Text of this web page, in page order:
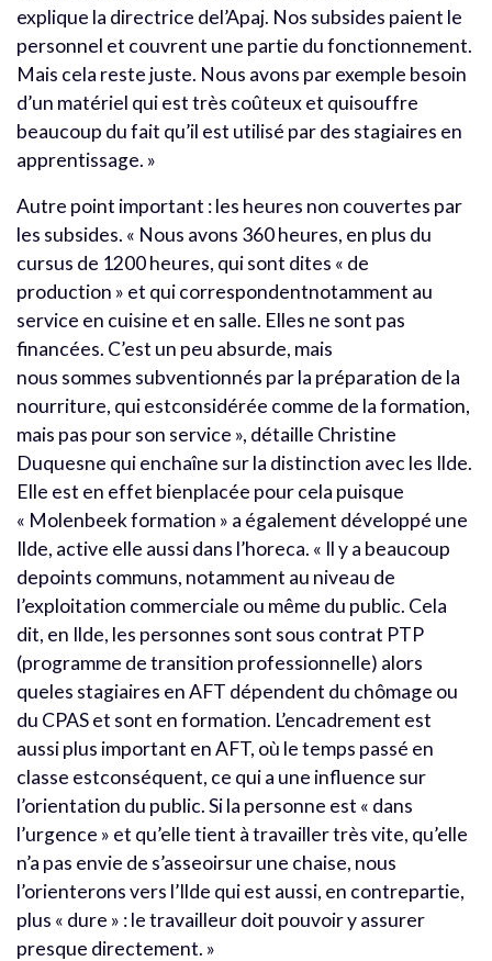
explique la directrice del’Apaj. Nos subsides paient le
personnel et couvrent une partie du fonctionnement.
Mais cela reste juste. Nous avons par exemple besoin
d’un matériel qui est très coûteux et quisouffre
beaucoup du fait qu’il est utilisé par des stagiaires en
apprentissage. »
Autre point important : les heures non couvertes par
les subsides. « Nous avons 360 heures, en plus du
cursus de 1200 heures, qui sont dites « de
production » et qui correspondentnotamment au
service en cuisine et en salle. Elles ne sont pas
financées. C’est un peu absurde, mais
nous sommes subventionnés par la préparation de la
nourriture, qui estconsidérée comme de la formation,
mais pas pour son service », détaille Christine
Duquesne qui enchaîne sur la distinction avec les Ilde.
Elle est en effet bienplacée pour cela puisque
« Molenbeek formation » a également développé une
Ilde, active elle aussi dans l’horeca. « Il y a beaucoup
depoints communs, notamment au niveau de
l’exploitation commerciale ou même du public. Cela
dit, en Ilde, les personnes sont sous contrat PTP
(programme de transition professionnelle) alors
queles stagiaires en AFT dépendent du chômage ou
du CPAS et sont en formation. L’encadrement est
aussi plus important en AFT, où le temps passé en
classe estconséquent, ce qui a une influence sur
l’orientation du public. Si la personne est « dans
l’urgence » et qu’elle tient à travailler très vite, qu’elle
n’a pas envie de s’asseoirsur une chaise, nous
l’orienterons vers l’Ilde qui est aussi, en contrepartie,
plus « dure » : le travailleur doit pouvoir y assurer
presque directement. »